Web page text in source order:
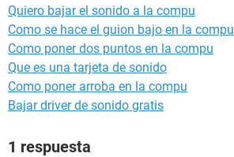
Quiero bajar el sonido a la compu
Como se hace el guion bajo en la compu
Como poner dos puntos en la compu
Que es una tarjeta de sonido
Como poner arroba en la compu
Bajar driver de sonido gratis
1 respuesta